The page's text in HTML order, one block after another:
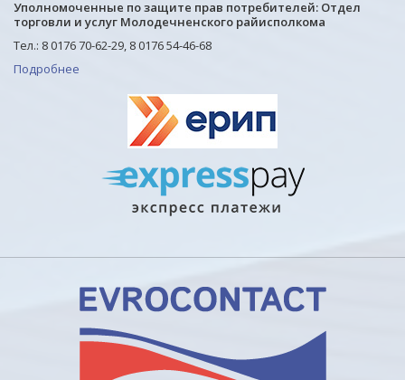
Уполномоченные по защите прав потребителей: Отдел
торговли и услуг Молодечненского райисполкома
Тел.: 8 0176 70-62-29, 8 0176 54-46-68
Подробнее